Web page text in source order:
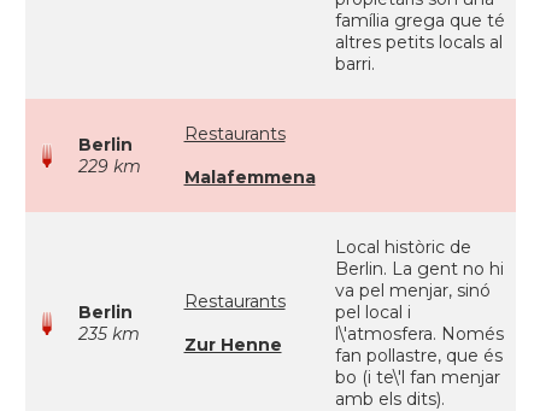
família grega que té
altres petits locals al
barri.
Berlin
229 km
Restaurants
Malafemmena
Berlin
235 km
Restaurants
Zur Henne
Local històric de
Berlin. La gent no hi
va pel menjar, sinó
pel local i
l\'atmosfera. Només
fan pollastre, que és
bo (i te\'l fan menjar
amb els dits).